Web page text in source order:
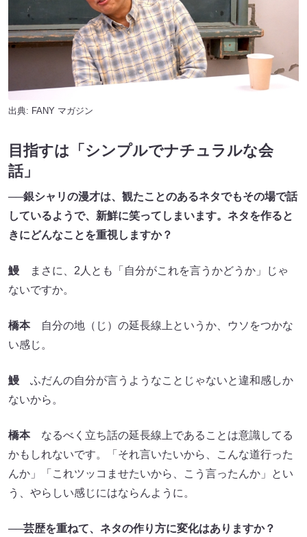
出典: FANY マガジン
目指すは「シンプルでナチュラルな会
話」
──銀シャリの漫才は、観たことのあるネタでもその場で話
しているようで、新鮮に笑ってしまいます。ネタを作ると
きにどんなことを重視しますか？
鰻 まさに、2人とも「自分がこれを言うかどうか」じゃ
ないですか。
橋本自分の地（じ）の延長線上というか、ウソをつかな
い感じ。
鰻 ふだんの自分が言うようなことじゃないと違和感しか
ないから。
橋本なるべく立ち話の延長線上であることは意識してる
かもしれないです。「それ言いたいから、こんな道行った
んか」「これツッコませたいから、こう言ったんか」とい
う、やらしい感じにはならんように。
──芸歴を重ねて、ネタの作り方に変化はありますか？